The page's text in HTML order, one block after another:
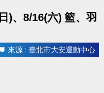
)、8/16(六) 籃、羽
來源 : 臺北市大安運動中心